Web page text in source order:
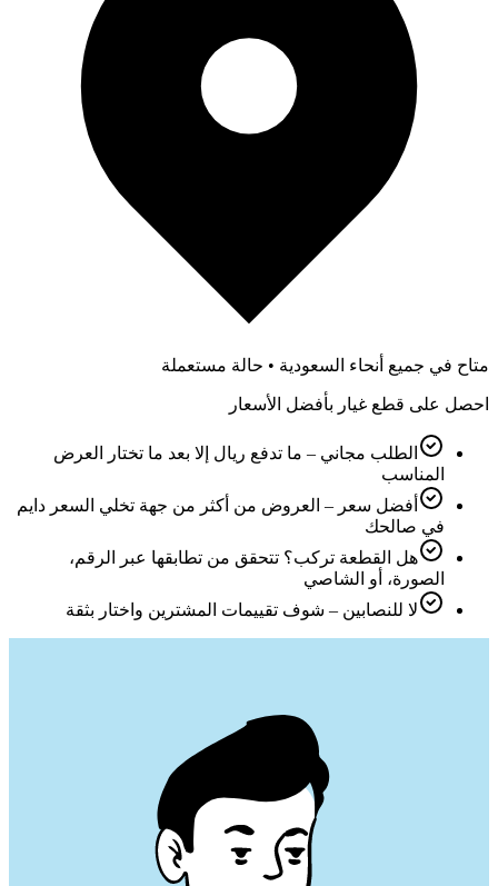
متاح في جميع أنحاء السعودية • حالة مستعملة
احصل على قطع غيار بأفضل الأسعار
الطلب مجاني – ما تدفع ريال إلا بعد ما تختار العرض
المناسب
أفضل سعر – العروض من أكثر من جهة تخلي السعر دايم
في صالحك
هل القطعة تركب؟ تتحقق من تطابقها عبر الرقم،
الصورة، أو الشاصي
لا للنصابين – شوف تقييمات المشترين واختار بثقة